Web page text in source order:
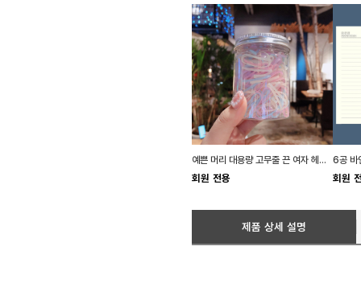
예쁜 머리 대용량 고무줄 끈 여자 헤어 밴드 파스텔
회원 전용 회원
제품 상세 설명